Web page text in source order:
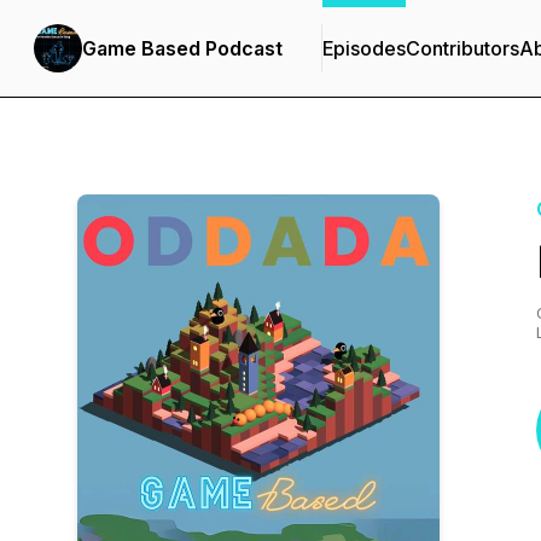
Game Based Podcast EpisodesContributors